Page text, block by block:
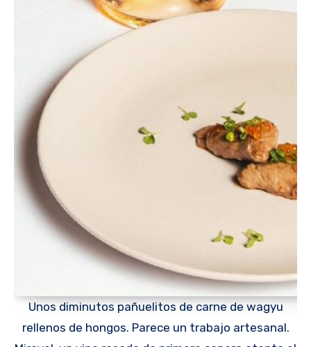
Unos diminutos pañuelitos de carne de wagyu
rellenos de hongos. Parece un trabajo artesanal.